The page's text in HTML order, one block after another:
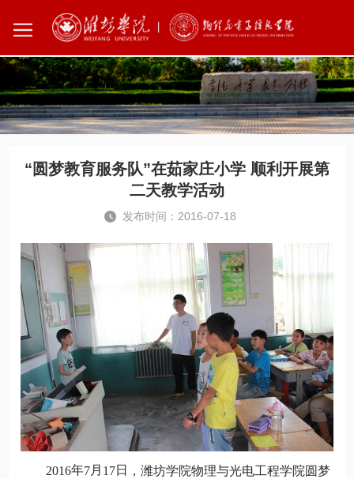
“圆梦教育服务队”在茹家庄小学 顺利开展第
二天教学活动
发布时间：2016-07-18
2016年7月 17日
，潍坊学院物理与光电工程学院圆梦